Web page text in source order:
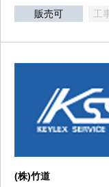
販売可 工
(株)竹道